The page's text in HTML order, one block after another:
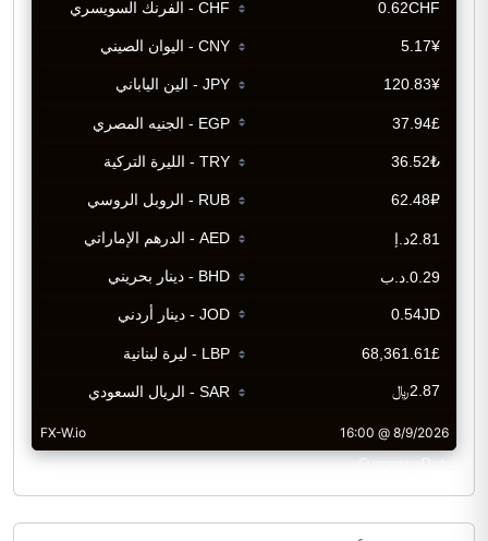
CurrencyRate